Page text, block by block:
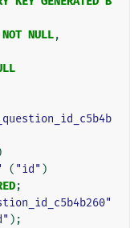
NOT NULL,
( "id" )
;
);